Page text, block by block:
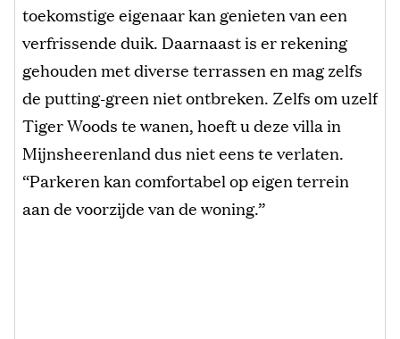
toekomstige eigenaar kan genieten van een
verfrissende duik. Daarnaast is er rekening
gehouden met diverse terrassen en mag zelfs
de putting-green niet ontbreken. Zelfs om uzelf
Tiger Woods te wanen, hoeft u deze villa in
Mijnsheerenland dus niet eens te verlaten.
“Parkeren kan comfortabel op eigen terrein
aan de voorzijde van de woning.”